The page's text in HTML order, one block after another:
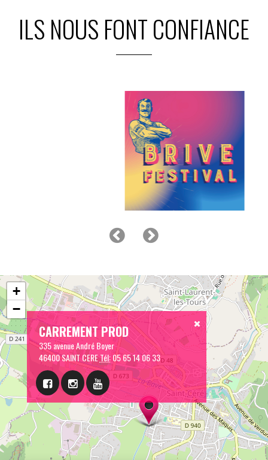
ILS NOUS FONT CONFIANCE
CARREMENT PROD
335 avenue André Boyer
46400 SAINT CERETél:05 65 14 06 33
+
−